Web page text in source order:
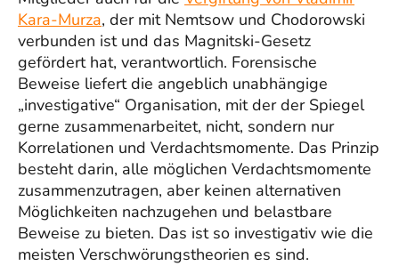
Kara-Murza, der mit Nemtsow und Chodorowski
verbunden ist und das Magnitski-Gesetz
gefördert hat, verantwortlich. Forensische
Beweise liefert die angeblich unabhängige
„investigative“ Organisation, mit der der Spiegel
gerne zusammenarbeitet, nicht, sondern nur
Korrelationen und Verdachtsmomente. Das Prinzip
besteht darin, alle möglichen Verdachtsmomente
zusammenzutragen, aber keinen alternativen
Möglichkeiten nachzugehen und belastbare
Beweise zu bieten. Das ist so investigativ wie die
meisten Verschwörungstheorien es sind.